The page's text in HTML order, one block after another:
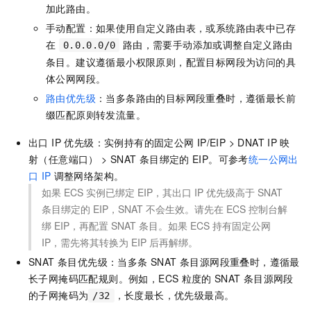
加此路由。
手动配置：如果使用自定义路由表，或系统路由表中已存
在
0.0.0.0/0
路由，需要手动添加或调整自定义路由
条目。建议遵循最小权限原则，配置目标网段为访问的具
体公网网段。
路由优先级 ：当多条路由的目标网段重叠时，遵循最长前
缀匹配原则转发流量。
出口 IP 优先级：实例持有的固定公网 IP/EIP > DNAT IP 映
射（任意端口） > SNAT 条目绑定的 EIP。可参考统一公网出
口 IP 调整网络架构。
如果 ECS 实例已绑定 EIP，其出口 IP 优先级高于 SNAT
条目绑定的 EIP，SNAT 不会生效。请先在 ECS 控制台解
绑 EIP，再配置 SNAT 条目。如果 ECS 持有固定公网
IP，需先将其转换为 EIP 后再解绑。
SNAT 条目优先级：当多条 SNAT 条目源网段重叠时，遵循最
长子网掩码匹配规则。例如，ECS 粒度的 SNAT 条目源网段
的子网掩码为 /32 ，长度最长，优先级最高。